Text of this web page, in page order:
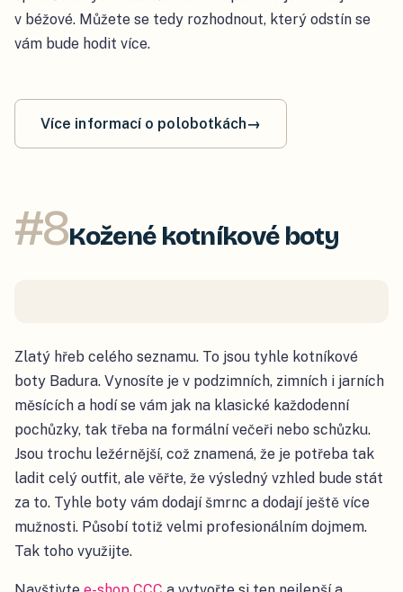
v béžové. Můžete se tedy rozhodnout, který odstín se
vám bude hodit více.
Více informací o polobotkách→
#8Kožené kotníkové boty
Zlatý hřeb celého seznamu. To jsou tyhle kotníkové
boty Badura. Vynosíte je v podzimních, zimních i jarních
měsících a hodí se vám jak na klasické každodenní
pochůzky, tak třeba na formální večeři nebo schůzku.
Jsou trochu ležérnější, což znamená, že je potřeba tak
ladit celý outfit, ale věřte, že výsledný vzhled bude stát
za to. Tyhle boty vám dodají šmrnc a dodají ještě více
mužnosti. Působí totiž velmi profesionálním dojmem.
Tak toho využijte.